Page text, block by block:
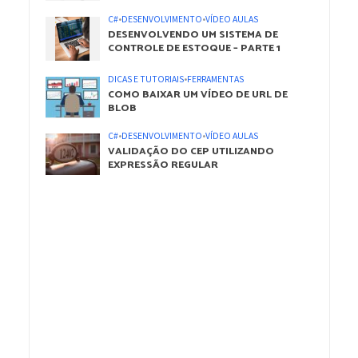
C#•DESENVOLVIMENTO•VÍDEO AULAS
DESENVOLVENDO UM SISTEMA DE
CONTROLE DE ESTOQUE – PARTE 1
DICAS E TUTORIAIS•FERRAMENTAS
COMO BAIXAR UM VÍDEO DE URL DE
BLOB
C#•DESENVOLVIMENTO•VÍDEO AULAS
VALIDAÇÃO DO CEP UTILIZANDO
EXPRESSÃO REGULAR